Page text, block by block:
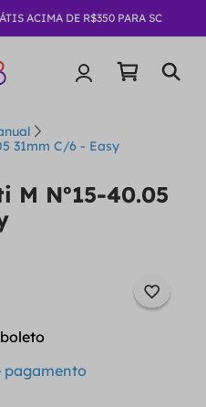
ACIMA DE R$350 PARA SC
31mm C/6 - Easy
M Nº15-40.05
pagamento